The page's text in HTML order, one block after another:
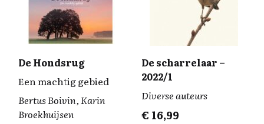
De Hondsrug
Een machtig gebied
Bertus Boivin, Karin
Broekhuijsen
De scharrelaar –
2022/1
Diverse auteurs
€ 16,99